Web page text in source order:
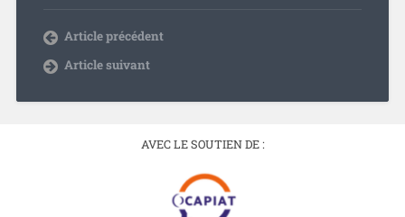
Article précédent
Article suivant
AVEC LE SOUTIEN DE :